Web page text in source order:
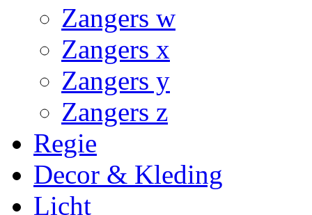
Zangers w
Zangers x
Zangers y
Zangers z
Regie
Decor & Kleding
Licht